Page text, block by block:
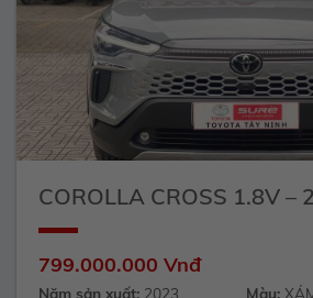
COROLLA CROSS 1.8V –
799.000.000 Vnđ
Năm sản xuất:2023 Màu: